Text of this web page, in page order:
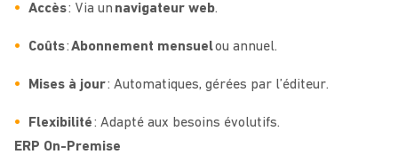
Accès: Via un navigateur web.
Coûts:Abonnement mensuelou annuel.
Mises à jour: Automatiques, gérées par l’éditeur.
Flexibilité: Adapté aux besoins évolutifs.
ERP On-Premise